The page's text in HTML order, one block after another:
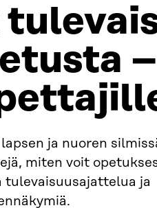
ja nuoren
miten voit
tulevaisuusajattelua ja